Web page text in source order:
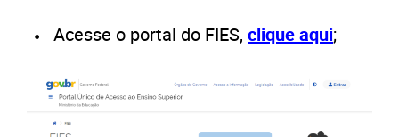
Acesse o portal do FIES, clique aqui;